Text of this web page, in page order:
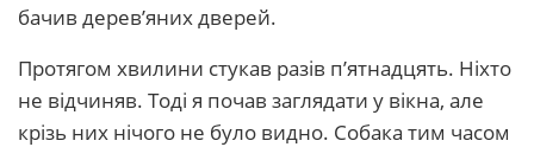
бачив дерев’яних дверей.
Протягом хвилини стукав разів п’ятнадцять. Ніхто
не відчиняв. Тоді я почав заглядати у вікна, але
крізь них нічого не було видно. Собака тим часом